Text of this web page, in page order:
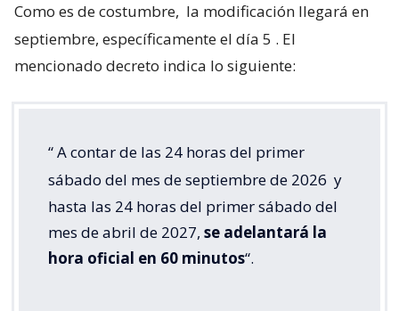
Como es de costumbre, la modificación llegará en
septiembre, específicamente el día 5 . El
mencionado decreto indica lo siguiente:
“A contar de las 24 horas del primer
sábado del mes de septiembre de 2026 y
hasta las 24 horas del primer sábado del
mes de abril de 2027, se adelantará la
hora oficial en 60 minutos“.